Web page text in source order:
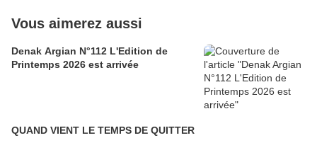
Vous aimerez aussi
Denak Argian N°112 L'Edition de
Printemps 2026 est arrivée
QUAND VIENT LE TEMPS DE QUITTER